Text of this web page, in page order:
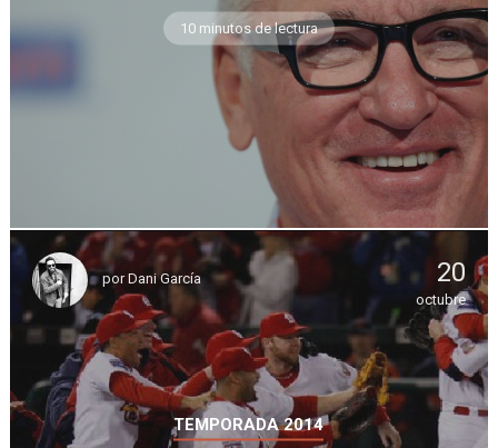
10 minutos de lectura
por Dani García 20
octubre
TEMPORADA 2014